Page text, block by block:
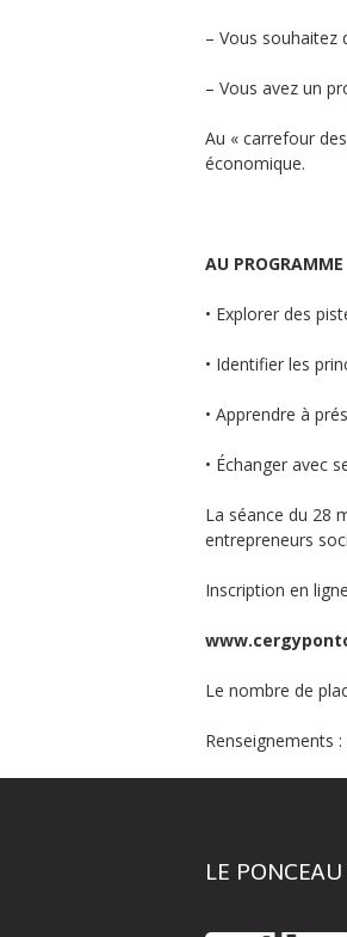
– Vous souhaitez
– Vous avez un
Au « carrefour
économique.
AU PROGRAMME
• Explorer des
• Identifier les
• Apprendre à
• Échanger avec
La séance du 28
entrepreneurs
Inscription en
Le nombre de
Renseignements
LE